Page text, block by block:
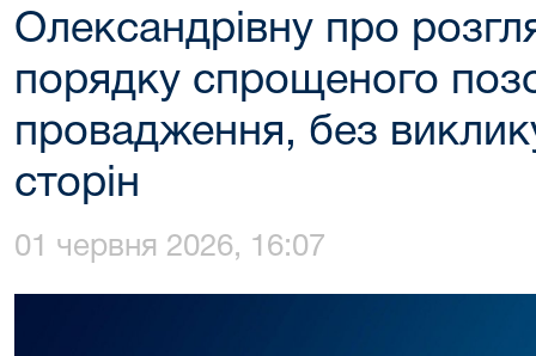
Олександрівну про
порядку спрощеного
провадження, без
сторін
01 червня 2026, 16:07